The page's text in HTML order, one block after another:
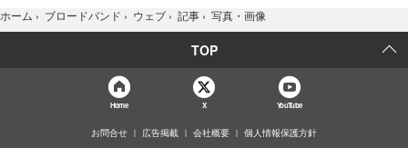
ホーム › ブロードバンド › ウェブ › 記事 › 写真・画像
TOP
Home X YouTube
お問合せ 広告掲載 会社概要 個人情報保護方針